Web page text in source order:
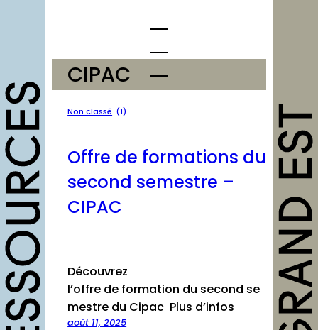
opportunités
Offres d’emploi et
stage
Formations
Soutiens
Mutualisation
outils
CIPAC
Non classé (1)
Offre de formations du
second semestre –
CIPAC
Découvrez
l’offre de formation du second se
mestre du Cipac Plus d’infos
août 11, 2025